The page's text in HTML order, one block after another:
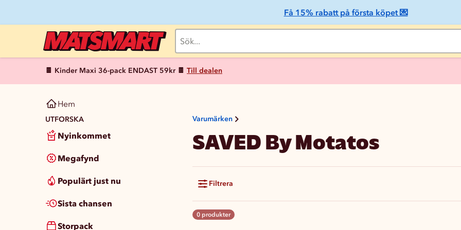
Få 15% rabatt på första köpet 💌
🍫 Kinder Maxi 36-pack ENDAST 59kr 🍫 Till dealen
Hem
UTFORSKA
Nyinkommet
Megafynd
Populärt just nu
Sista chansen
Storpack
Varumärken
SAVED By Motatos
Filtrera
0 produkter